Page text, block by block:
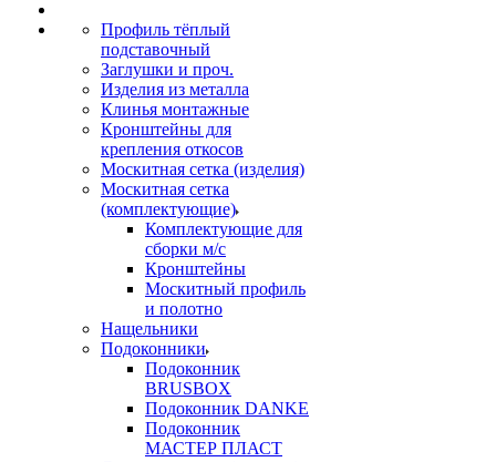
Профиль тёплый
подставочный
Заглушки и проч.
Изделия из металла
Клинья монтажные
Кронштейны для
крепления откосов
Москитная сетка (изделия)
Москитная сетка
(комплектующие)
Комплектующие для
сборки м/с
Кронштейны
Москитный профиль
и полотно
Нащельники
Подоконники
Подоконник
BRUSBOX
Подоконник DANKE
Подоконник
МАСТЕР ПЛАСТ